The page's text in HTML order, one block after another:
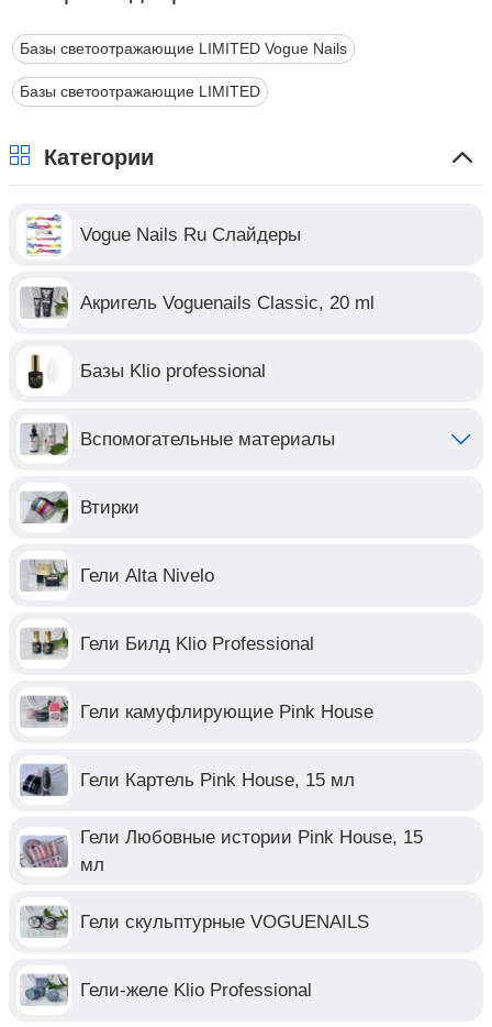
Базы светоотражающие LIMITED Vogue Nails
Базы светоотражающие LIMITED
Категории
Vogue Nails Ru Слайдеры
Акригель Voguenails Classic, 20 ml
Базы Klio professional
Вспомогательные материалы
Втирки
Гели Alta Nivelo
Гели Билд Klio Professional
Гели камуфлирующие Pink House
Гели Картель Pink House, 15 мл
Гели Любовные истории Pink House, 15
мл
Гели скульптурные VOGUENAILS
Гели-желе Klio Professional